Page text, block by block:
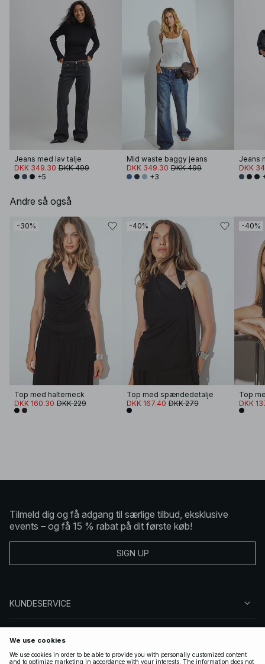
Jeans med lav talje
DKK 349.30 DKK 499
+5
Mid waste baggy jeans
DKK 349.30 DKK 499
+3
Jeans
DKK
Andre så også
-30%
Top med halterneck
DKK 160.30 DKK 229
-40%
Top med spændedetalje
DKK 167.40 DKK 279
-40%
DKK
Tilmeld dig og få adgang til særlige tilbud, eksklusive
events – og få 15 % rabat på dit første køb!
SIGN UP
KUNDESERVICE